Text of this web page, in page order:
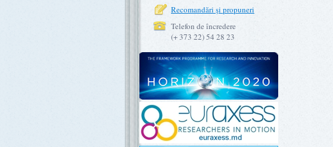
Recomandări şi propuneri
Telefon de încredere
(+ 373 22) 54 28 23